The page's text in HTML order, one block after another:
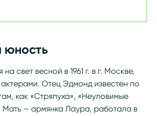
юность
свет весной в 1961 г. в г. Москве,
Отец Эдмонд известен по
как «Стряпуха», «Неуловимые
Мать – армянка Лаура, работала в